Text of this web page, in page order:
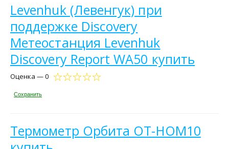
Levenhuk (Левенгук) при
поддержке Discovery
Метеостанция Levenhuk
Discovery Report WA50 купить
Оценка — 0
Сохранить
Термометр Орбита OT-HOM10